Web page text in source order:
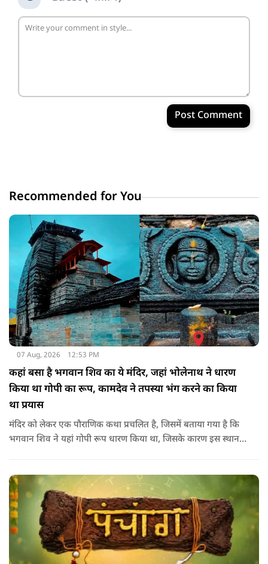
Post Comment
Recommended for You
07 Aug, 2026 12:53 PM
कहां बसा है भगवान शिव का ये मंदिर, जहां भोलेनाथ ने धारण
किया था गोपी का रूप, कामदेव ने तपस्या भंग करने का किया
था प्रयास
मंदिर को लेकर एक पौराणिक कथा प्रचलित है, जिसमें बताया गया है कि
भगवान शिव ने यहां गोपी रूप धारण किया था, जिसके कारण इस स्थान